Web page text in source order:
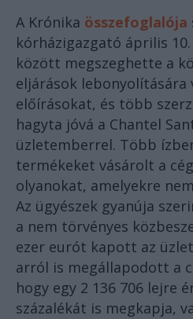
A Krónika összefoglalója
kórházigazgató április
között megszeghette a
eljárások lebonyolítására
előírásokat, és több
hagyta jóvá a Chantel
üzletemberrel. Több
termékeket vásárolt a
olyanokat, amelyekre
Az ügyészek gyanúja
a nem törvényes
ezer eurót kapott az
arról is megállapodott a
hogy egy 2 136 706 lejre
százalékát is megkapja,